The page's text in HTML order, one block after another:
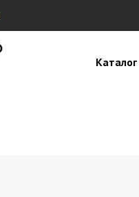
Каталог